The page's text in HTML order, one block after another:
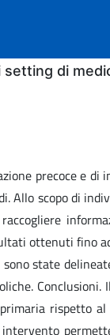
di
precoce e
Allo scopo di
ottenuti fino
state
rispetto